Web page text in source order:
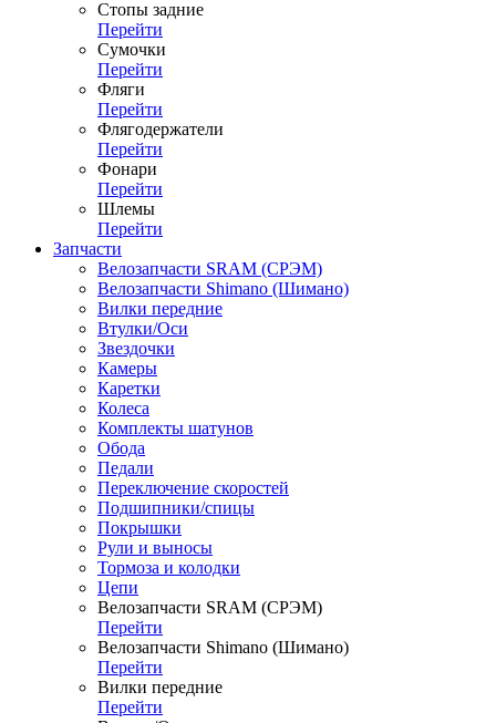
Стопы задние
Перейти
Сумочки
Перейти
Фляги
Перейти
Флягодержатели
Перейти
Фонари
Перейти
Шлемы
Перейти
Запчасти
Велозапчасти SRAM (СРЭМ)
Велозапчасти Shimano (Шимано)
Вилки передние
Втулки/Оси
Звездочки
Камеры
Каретки
Колеса
Комплекты шатунов
Обода
Педали
Переключение скоростей
Подшипники/спицы
Покрышки
Рули и выносы
Тормоза и колодки
Цепи
Велозапчасти SRAM (СРЭМ)
Перейти
Велозапчасти Shimano (Шимано)
Перейти
Вилки передние
Перейти